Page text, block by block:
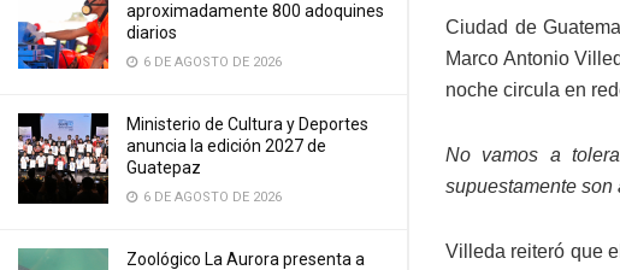
aproximadamente 800 adoquines
diarios
6 DE AGOSTO DE 2026
Ministerio de Cultura y Deportes
anuncia la edición 2027 de
Guatepaz
6 DE AGOSTO DE 2026
Zoológico La Aurora presenta a
Ciudad de
Marco Antonio
noche circula en
No vamos a
supuestamente
Villeda reiteró que